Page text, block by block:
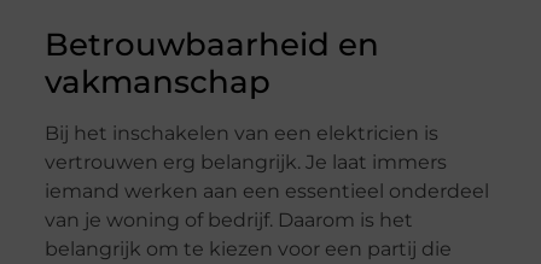
Betrouwbaarheid en
vakmanschap
Bij het inschakelen van een elektricien is
vertrouwen erg belangrijk. Je laat immers
iemand werken aan een essentieel onderdeel
van je woning of bedrijf. Daarom is het
belangrijk om te kiezen voor een partij die